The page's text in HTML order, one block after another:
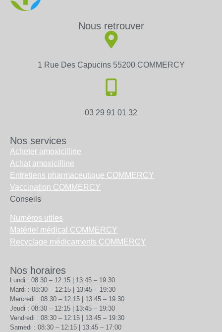
Nous retrouver
1 Rue Des Capucins 55200 COMMERCY
03 29 91 01 32
Nos services
Acheter amoxicilline
Achat amoxicilline
Entretiens pharmaceutique COMMERCY
Vaccination COMMERCY
Conseils
Numéros utiles
Matériel médical COMMERCY
Recyclage médicaments COMMERCY
Nos horaires
Lundi : 08:30 – 12:15 | 13:45 – 19:30
Mardi : 08:30 – 12:15 | 13:45 – 19:30
Mercredi : 08:30 – 12:15 | 13:45 – 19:30
Jeudi : 08:30 – 12:15 | 13:45 – 19:30
Vendredi : 08:30 – 12:15 | 13:45 – 19:30
Samedi : 08:30 – 12:15 | 13:45 – 17:00